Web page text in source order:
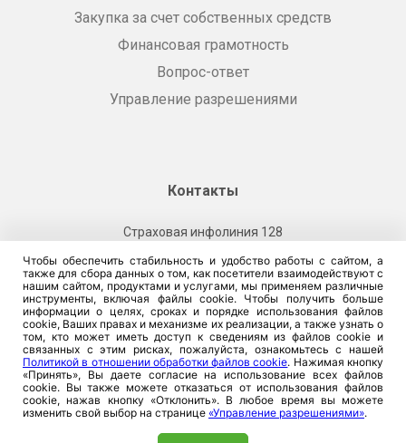
Закупка за счет собственных средств
Финансовая грамотность
Вопрос-ответ
Управление разрешениями
Контакты
Страховая инфолиния 128
Звоните 128
Ситуационная помощь инвалидам
Наши офисы
Аптеки
Чтобы обеспечить стабильность и удобство работы с сайтом, а
также для сбора данных о том, как посетители взаимодействуют с
нашим сайтом, продуктами и услугами, мы применяем различные
инструменты, включая файлы cookie. Чтобы получить больше
информации о целях, сроках и порядке использования файлов
cookie, Ваших правах и механизме их реализации, а также узнать о
том, кто может иметь доступ к сведениям из файлов cookie и
связанных с этим рисках, пожалуйста, ознакомьтесь с нашей
Политикой в отношении обработки файлов cookie. Нажимая кнопку
«Принять», Вы даете согласие на использование всех файлов
cookie. Вы также можете отказаться от использования файлов
cookie, нажав кнопку «Отклонить». В любое время вы можете
изменить свой выбор на странице «Управление разрешениями».